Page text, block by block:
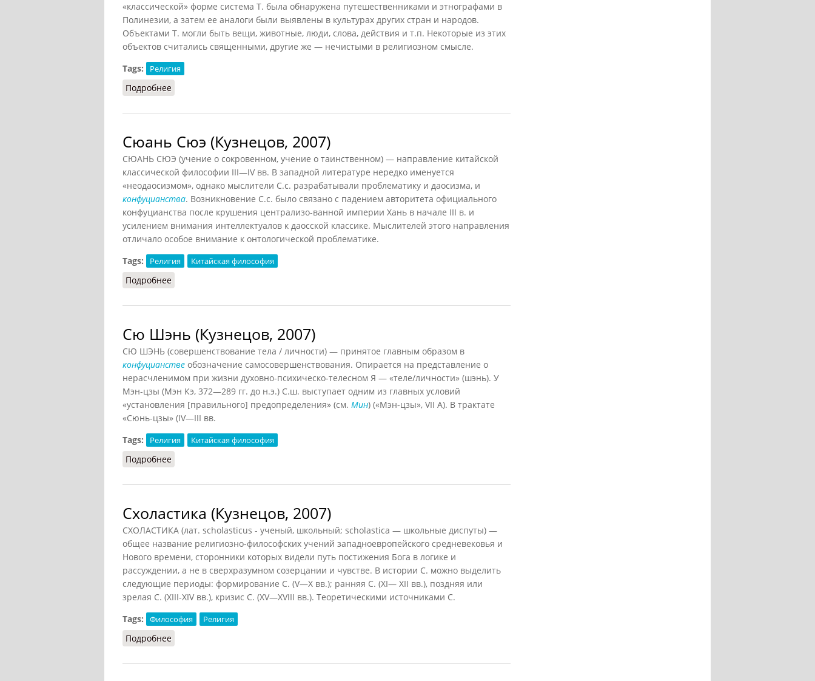
«классической» форме система Т. была обнаружена путешественниками и этнографами в
Полинезии, а затем ее аналоги были выявлены в культурах других стран и народов.
Объектами Т. могли быть вещи, животные, люди, слова, действия и т.п. Некоторые из этих
объектов считались священными, другие же — нечистыми в религиозном смысле.
Tags:
Религия
Подробнее
Сюань Сюэ (Кузнецов, 2007)
СЮАНЬ СЮЭ (учение о сокровенном, учение о таинственном) — направление китайской
классической философии III—IV вв. В западной литературе нередко именуется
«неодаосизмом», однако мыслители С.с. разрабатывали проблематику и даосизма, и
конфуцианства. Возникновение С.с. было связано с падением авторитета официального
конфуцианства после крушения централизо-ванной империи Хань в начале III в. и
усилением внимания интеллектуалов к даосской классике. Мыслителей этого направления
отличало особое внимание к онтологической проблематике.
Tags:
Религия Китайская философия
Подробнее
Сю Шэнь (Кузнецов, 2007)
СЮ ШЭНЬ (совершенствование тела / личности) — принятое главным образом в
конфуцианстве обозначение самосовершенствования. Опирается на представление о
нерасчленимом при жизни духовно-психическо-телесном Я — «теле/личности» (шэнь). У
Мэн-цзы (Мэн Кэ, 372—289 гг. до н.э.) С.ш. выступает одним из главных условий
«установления [правильного] предопределения» (см. Мин) («Мэн-цзы», VII А). В трактате
«Сюнь-цзы» (IV—III вв.
Tags:
Религия Китайская философия
Подробнее
Схоластика (Кузнецов, 2007)
СХОЛАСТИКА (лат. scholasticus - ученый, школьный; scholastica — школьные диспуты) —
общее название религиозно-философских учений западноевропейского средневековья и
Нового времени, сторонники которых видели путь постижения Бога в логике и
рассуждении, а не в сверхразумном созерцании и чувстве. В истории С. можно выделить
следующие периоды: формирование С. (V—X вв.); ранняя С. (XI— XII вв.), поздняя или
зрелая С. (XIII-XIV вв.), кризис С. (XV—XVIII вв.). Теоретическими источниками С.
Tags:
Философия Религия
Подробнее